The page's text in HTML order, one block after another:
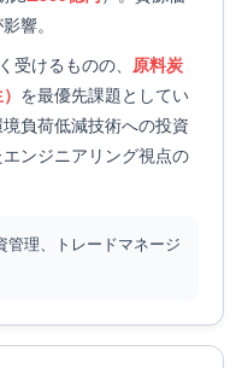
響。
受けるものの、 原料炭
を最優先課題としてい
負荷低減技術への投資
ンジニアリング視点の
管理、トレードマネージ